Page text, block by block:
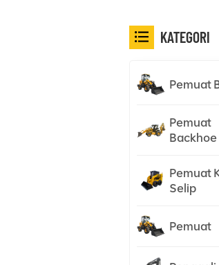
KATEGORI
Pemuat
Pemuat
Backhoe
Pemuat
Selip
Pemuat